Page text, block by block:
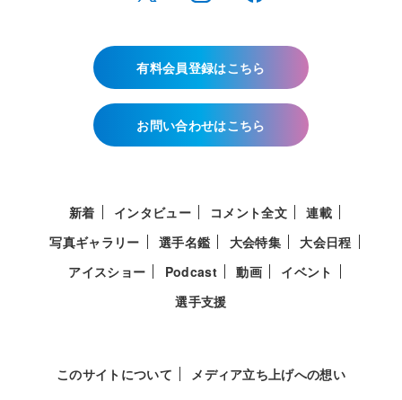
有料会員登録はこちら
お問い合わせはこちら
新着 インタビュー コメント全文
連載
写真ギャラリー
選手名鑑 大会特集
大会日程
アイスショー
Podcast 動画
イベント
選手支援
このサイトについて メディア立ち上げへの想い